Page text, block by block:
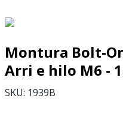
Montura Bolt-
Arri e hilo M6 -
SKU: 1939B